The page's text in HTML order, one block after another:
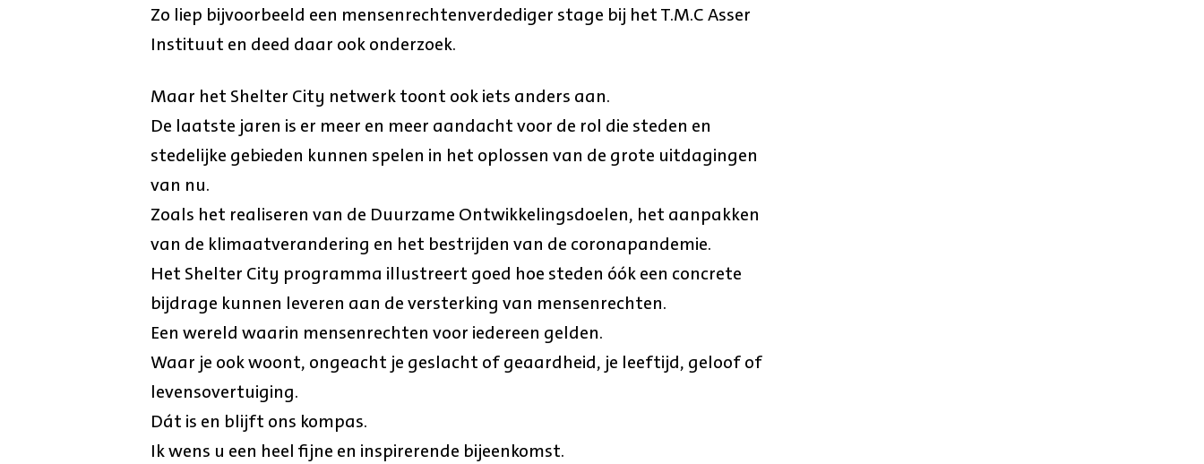
Zo liep bijvoorbeeld een mensenrechtenverdediger stage bij het T.M.C Asser
Instituut en deed daar ook onderzoek.
Maar het Shelter City netwerk toont ook iets anders aan.
De laatste jaren is er meer en meer aandacht voor de rol die steden en
stedelijke gebieden kunnen spelen in het oplossen van de grote uitdagingen
van nu.
Zoals het realiseren van de Duurzame Ontwikkelingsdoelen, het aanpakken
van de klimaatverandering en het bestrijden van de coronapandemie.
Het Shelter City programma illustreert goed hoe steden óók een concrete
bijdrage kunnen leveren aan de versterking van mensenrechten.
Een wereld waarin mensenrechten voor iedereen gelden.
Waar je ook woont, ongeacht je geslacht of geaardheid, je leeftijd, geloof of
levensovertuiging.
Dát is en blijft ons kompas.
Ik wens u een heel fijne en inspirerende bijeenkomst.